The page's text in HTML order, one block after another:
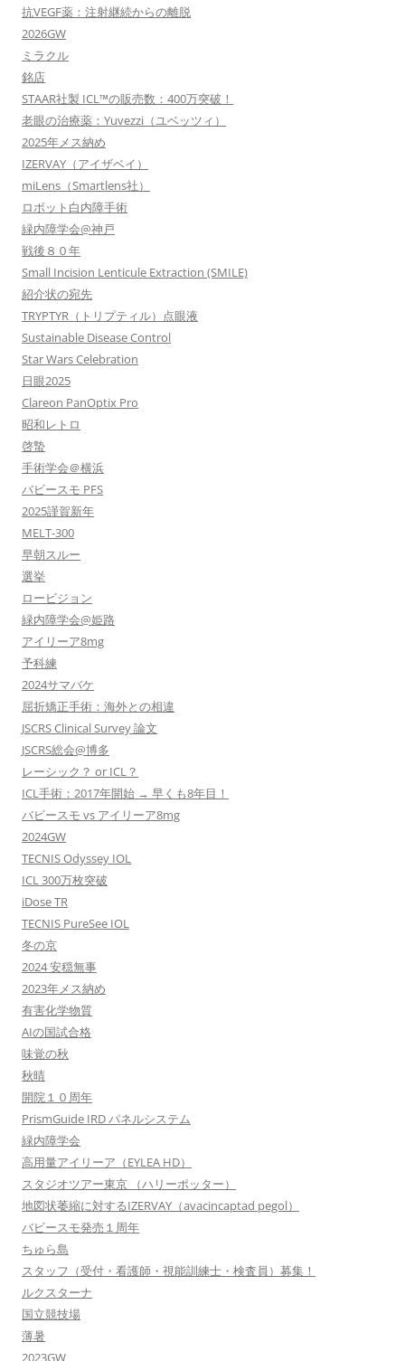
抗VEGF薬：注射継続からの離脱
2026GW
ミラクル
銘店
STAAR社製 ICL™の販売数：400万突破！
老眼の治療薬：Yuvezzi（ユベッツィ）
2025年メス納め
IZERVAY（アイザベイ）
miLens（Smartlens社）
ロボット白内障手術
緑内障学会@神戸
戦後８０年
Small Incision Lenticule Extraction (SMILE)
紹介状の宛先
TRYPTYR（トリプティル）点眼液
Sustainable Disease Control
Star Wars Celebration
日眼2025
Clareon PanOptix Pro
昭和レトロ
啓蟄
手術学会＠横浜
バビースモ PFS
2025謹賀新年
MELT-300
早朝スルー
選挙
ロービジョン
緑内障学会@姫路
アイリーア8mg
予科練
2024サマバケ
屈折矯正手術：海外との相違
JSCRS Clinical Survey 論文
JSCRS総会@博多
レーシック？ or ICL？
ICL手術：2017年開始 → 早くも8年目！
バビースモ vs アイリーア8mg
2024GW
TECNIS Odyssey IOL
ICL 300万枚突破
iDose TR
TECNIS PureSee IOL
冬の京
2024 安穏無事
2023年メス納め
有害化学物質
AIの国試合格
味覚の秋
秋晴
開院１０周年
PrismGuide IRD パネルシステム
緑内障学会
高用量アイリーア（EYLEA HD）
スタジオツアー東京 （ハリーポッター）
地図状萎縮に対するIZERVAY（avacincaptad pegol）
バビースモ発売１周年
ちゅら島
スタッフ（受付・看護師・視能訓練士・検査員）募集！
ルクスターナ
国立競技場
薄暑